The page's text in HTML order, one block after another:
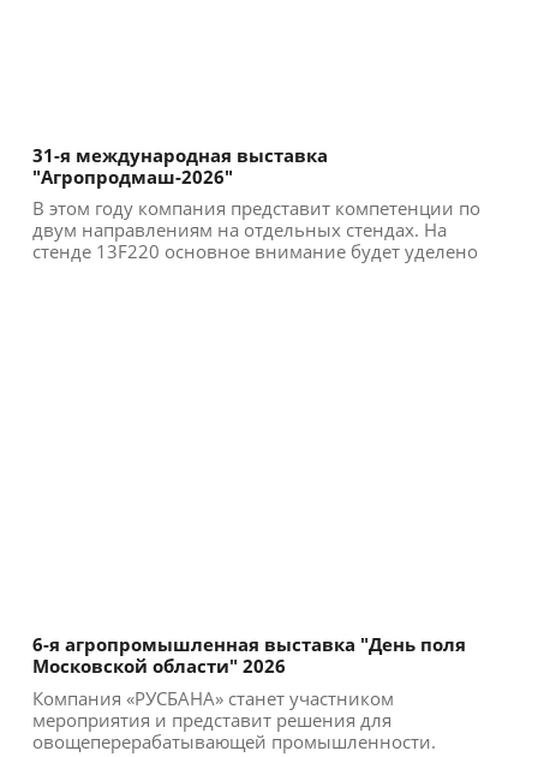
31-я международная выставка
"Агропродмаш-2026"
В этом году компания представит компетенции по
двум направлениям на отдельных стендах. На
стенде 13F220 основное внимание будет уделено
6-я агропромышленная выставка "День поля
Московской области" 2026
Компания «РУСБАНА» станет участником
мероприятия и представит решения для
овощеперерабатывающей промышленности.